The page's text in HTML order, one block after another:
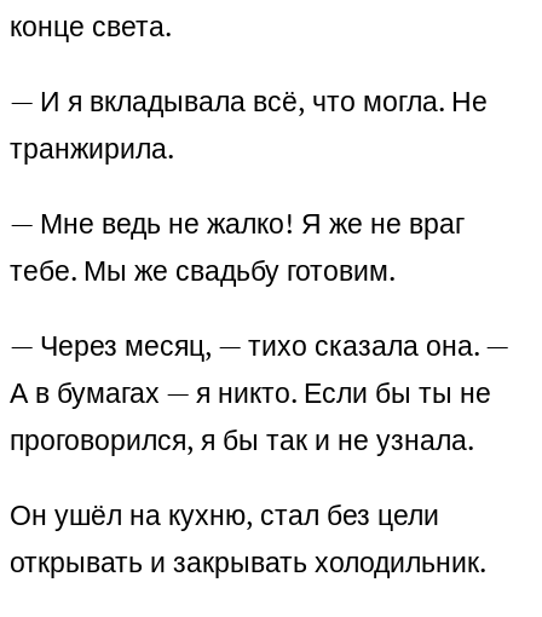
конце света.
— И я вкладывала всё, что могла. Не
транжирила.
— Мне ведь не жалко! Я же не враг
тебе. Мы же свадьбу готовим.
— Через месяц, — тихо сказала она. —
А в бумагах — я никто. Если бы ты не
проговорился, я бы так и не узнала.
Он ушёл на кухню, стал без цели
открывать и закрывать холодильник.